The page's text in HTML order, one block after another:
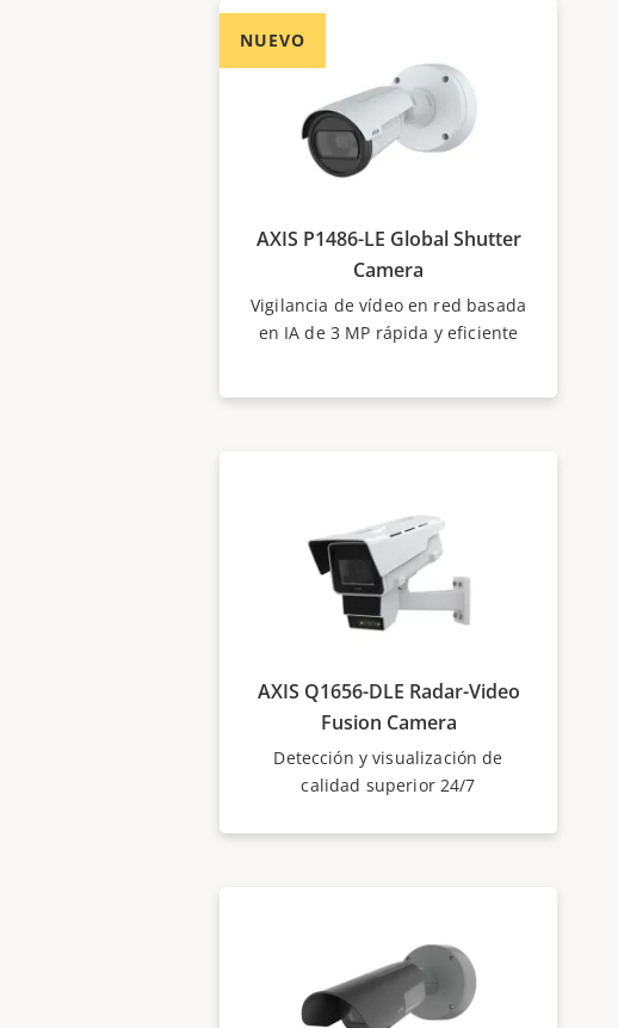
NUEVO
AXIS P1486-LE Global Shutter
Camera
Vigilancia de vídeo en red basada
en IA de 3 MP rápida y eficiente
AXIS Q1656-DLE Radar-Video
Fusion Camera
Detección y visualización de
calidad superior 24/7